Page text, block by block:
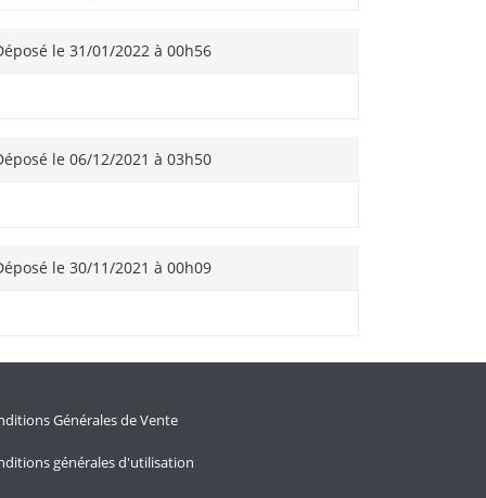
le 31/01/2022 à 00h56
le 06/12/2021 à 03h50
le 30/11/2021 à 00h09
Générales de Vente
générales d'utilisation